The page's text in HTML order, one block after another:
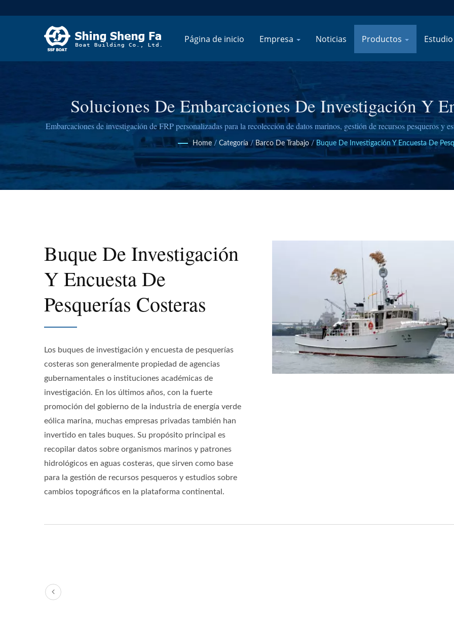
Página de inicio Empresa Noticias Productos
Soluciones De Embarcaciones De Investigación Y
Costeras
Embarcaciones de investigación de FRP personalizadas para la recolección de datos marinos, gestión de recursos pesqueros
gubernamentales e instituciones de investigación a nivel mundial.
Home / Categoría / Barco De Trabajo / Buque De Investigación Y Encuesta De
Buque De Investigación
Y Encuesta De
Pesquerías Costeras
Los buques de investigación y encuesta de pesquerías
costeras son generalmente propiedad de agencias
gubernamentales o instituciones académicas de
investigación. En los últimos años, con la fuerte
promoción del gobierno de la industria de energía verde
eólica marina, muchas empresas privadas también han
invertido en tales buques. Su propósito principal es
recopilar datos sobre organismos marinos y patrones
hidrológicos en aguas costeras, que sirven como base
para la gestión de recursos pesqueros y estudios sobre
cambios topográficos en la plataforma continental.